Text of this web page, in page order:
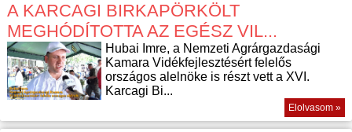
A KARCAGI BIRKAPÖRKÖLT
MEGHÓDÍTOTTA AZ EGÉSZ VIL...
Hubai Imre, a Nemzeti Agrárgazdasági
Kamara Vidékfejlesztésért felelős
országos alelnöke is részt vett a XVI.
Karcagi Bi...
Elolvasom »